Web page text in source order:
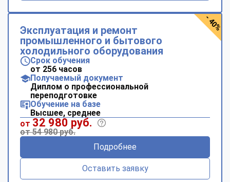
Эксплуатация и ремонт
промышленного и бытового
холодильного оборудования
Срок обучения
от 256 часов
Получаемый документ
Диплом о профессиональной
переподготовке
Обучение на базе
Высшее, среднее
от 32 980 руб.
от 54 980 руб.
Подробнее
Оставить заявку
- 40%